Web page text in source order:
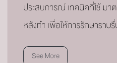
ประสบการณ์ เทคนิคที่ใช้ มา
หลังทำ เพื่อให้การรักษาราบ
See More